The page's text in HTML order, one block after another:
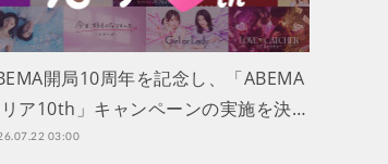
開局10周年を記念し、「ABEMA
ア10th」キャンペーンの実施を決…
03:00